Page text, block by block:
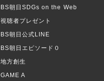
BS朝日SDGs on the Web
視聴者プレゼント
BS朝日公式LINE
BS朝日エピソード０
地方創生
GAME A